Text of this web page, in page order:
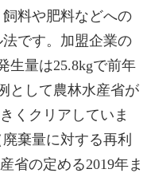
料や肥料などへの
です。加盟企業の
生量は25.8kgで前年
として農林水産省が
くクリアしていま
棄量に対する再利
省の定める2019年ま